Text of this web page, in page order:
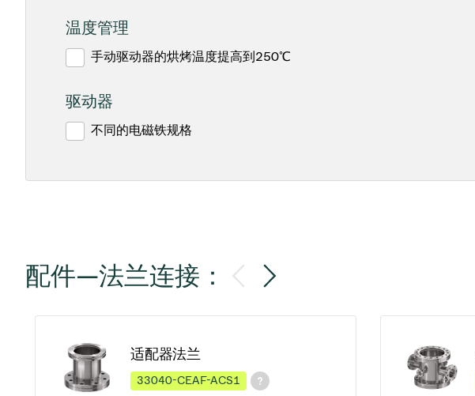
温度管理
手动驱动器的烘烤温度提高到250℃
驱动器
不同的电磁铁规格
配件—法兰连接：
适配器法兰
33040-CEAF-ACS1